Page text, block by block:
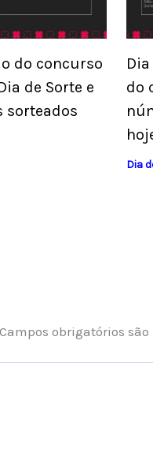
do concurso
de Sorte e
sorteados
do
Dia
Campos obrigatórios